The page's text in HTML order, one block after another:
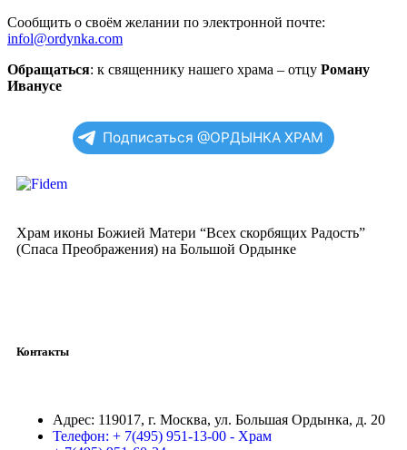
Сообщить о своём желании по электронной почте:
infol@ordynka.com
Обращаться: к священнику нашего храма – отцу Роману
Иванусе
Подписаться @ОРДЫНКА ХРАМ
Храм иконы Божией Матери “Всех скорбящих Радость”
(Спаса Преображения) на Большой Ордынке
Контакты
Адрес: 119017, г. Москва, ул. Большая Ордынка, д. 20
Телефон: + 7(495) 951-13-00 - Храм